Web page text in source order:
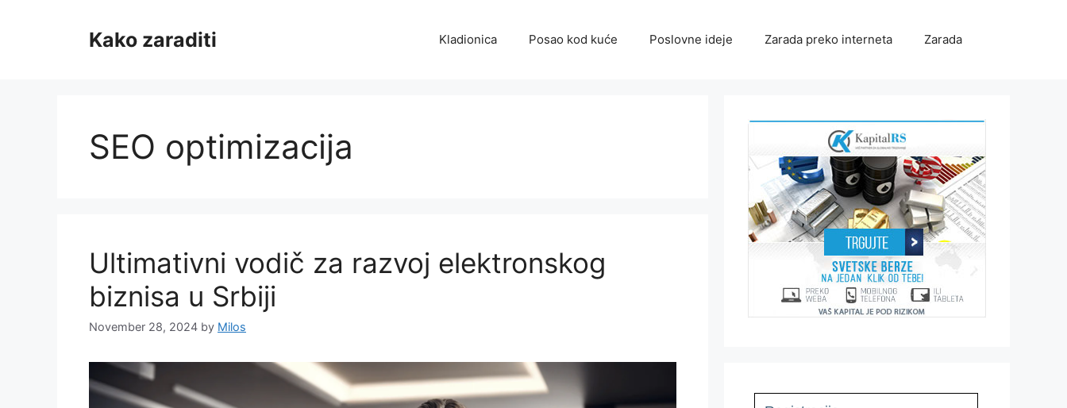
Kako zaraditi Kladionica Posao kod kuće Poslovne ideje Zarada preko interneta Zarada
SEO optimizacija
Ultimativni vodič za razvoj elektronskog
biznisa u Srbiji
November 28, 2024 by Milos